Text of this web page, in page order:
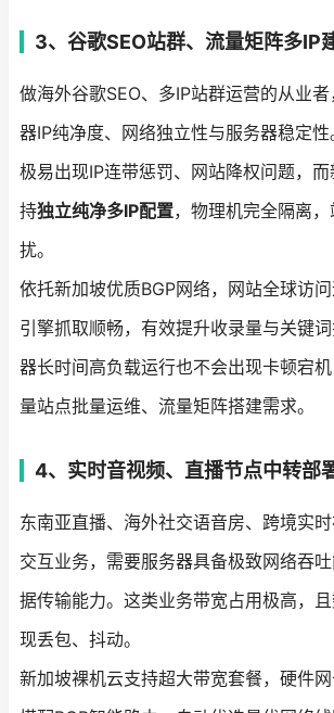
3、谷歌SEO站群、流量矩阵多IP
做海外谷歌SEO、多IP站群运营的从业
器IP纯净度、网络独立性与服务器稳定
极易出现IP连带惩罚、网站降权问题，
持独立纯净多IP配置，物理机完全隔离
扰。
依托新加坡优质BGP网络，网站全球访
引擎抓取顺畅，有效提升收录量与关键
器长时间高负载运行也不会出现卡顿宕
量站点批量运维、流量矩阵搭建需求。
4、实时音视频、直播节点中转部
东南亚直播、海外社交语音房、跨境实
交互业务，需要服务器具备极致网络吞
据传输能力。这类业务带宽占用极高，
现丢包、抖动。
新加坡裸机云支持超大带宽套餐，硬件网